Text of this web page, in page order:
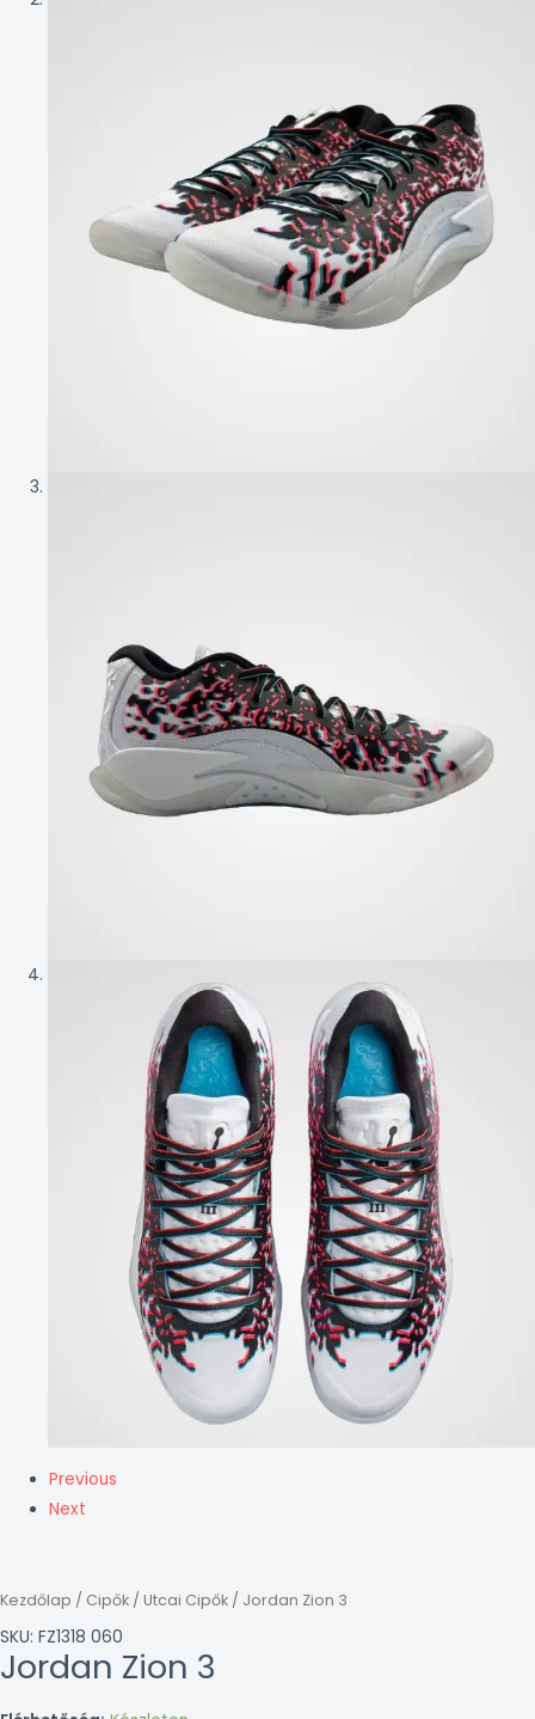
Previous
Next
Kezdőlap / Cipők / Utcai Cipők / Jordan Zion 3
SKU: FZ1318 060
Jordan Zion 3